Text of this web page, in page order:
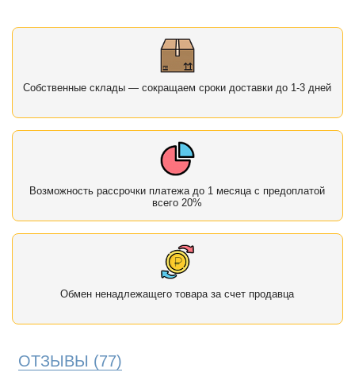
Собственные склады — сокращаем сроки доставки до 1-3 дней
Возможность рассрочки платежа до 1 месяца с предоплатой
всего 20%
Обмен ненадлежащего товара за счет продавца
ОТЗЫВЫ (77)